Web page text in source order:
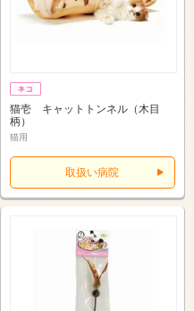
猫壱 キャットトンネル（木目
柄）
猫用
取扱い病院